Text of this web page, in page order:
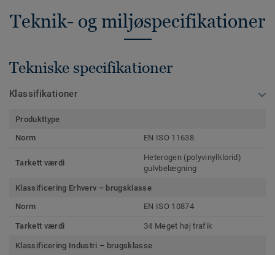
Teknik- og miljøspecifikationer
Tekniske specifikationer
Klassifikationer
Produkttype
Norm
EN ISO 11638
Tarkett værdi
Heterogen (polyvinylklorid)
gulvbelægning
Klassificering Erhverv – brugsklasse
Norm
EN ISO 10874
Tarkett værdi 34 Meget høj trafik
Klassificering Industri – brugsklasse